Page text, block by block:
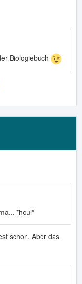
Biologiebuch
*heul*
schon. Aber das